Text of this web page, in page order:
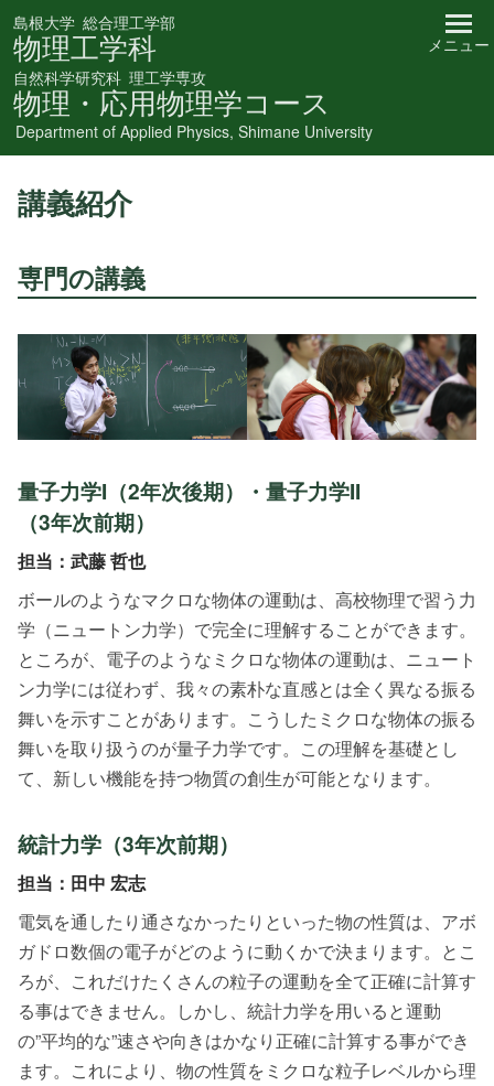
島根大学 総合理工学部
物理工学科
自然科学研究科 理工学専攻
物理・応用物理学コース
Department of Applied Physics, Shimane University
メニュー
講義紹介
専門の講義
量子力学I （2年次後期）・ 量子力学II
（3年次前期）
担当：武藤 哲也
ボールのようなマクロな物体の運動は、高校物理で習う力
学（ニュートン力学）で完全に理解することができます。
ところが、電子のようなミクロな物体の運動は、ニュート
ン力学には従わず、我々の素朴な直感とは全く異なる振る
舞いを示すことがあります。こうしたミクロな物体の振る
舞いを取り扱うのが量子力学です。この理解を基礎とし
て、新しい機能を持つ物質の創生が可能となります。
統計力学（3年次前期）
担当：田中 宏志
電気を通したり通さなかったりといった物の性質は、アボ
ガドロ数個の電子がどのように動くかで決まります。とこ
ろが、これだけたくさんの粒子の運動を全て正確に計算す
る事はできません。しかし、統計力学を用いると運動
の”平均的な”速さや向きはかなり正確に計算する事ができ
ます。これにより、物の性質をミクロな粒子レベルから理